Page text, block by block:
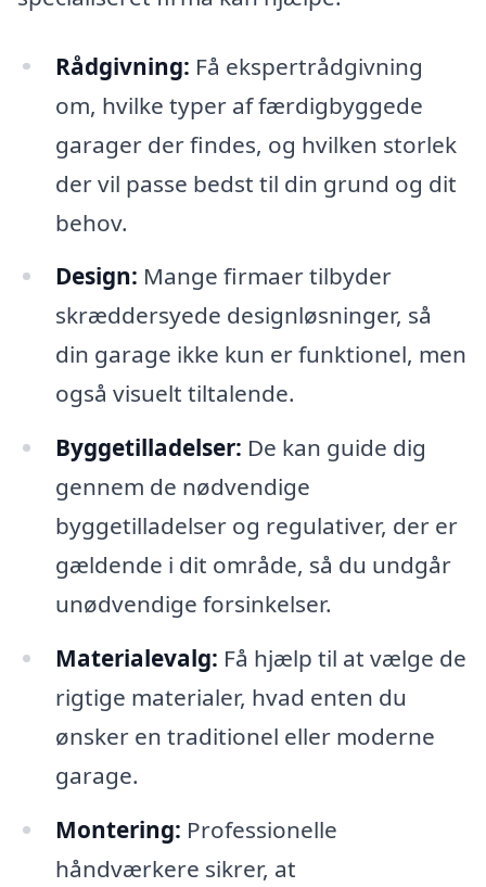
Rådgivning: Få ekspertrådgivning
om, hvilke typer af færdigbyggede
garager der findes, og hvilken storlek
der vil passe bedst til din grund og dit
behov.
Design: Mange firmaer tilbyder
skræddersyede designløsninger, så
din garage ikke kun er funktionel, men
også visuelt tiltalende.
Byggetilladelser: De kan guide dig
gennem de nødvendige
byggetilladelser og regulativer, der er
gældende i dit område, så du undgår
unødvendige forsinkelser.
Materialevalg: Få hjælp til at vælge de
rigtige materialer, hvad enten du
ønsker en traditionel eller moderne
garage.
Montering: Professionelle
håndværkere sikrer, at